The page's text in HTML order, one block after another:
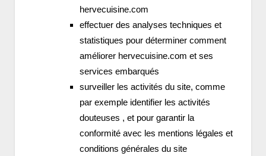
hervecuisine.com
effectuer des analyses techniques et
statistiques pour déterminer comment
améliorer hervecuisine.com et ses
services embarqués
surveiller les activités du site, comme
par exemple identifier les activités
douteuses , et pour garantir la
conformité avec les mentions légales et
conditions générales du site